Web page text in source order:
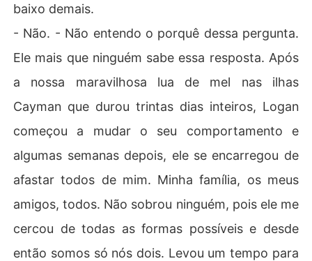
baixo demais.
- Não. - Não entendo o porquê dessa pergunta.
Ele mais que ninguém sabe essa resposta. Após
a nossa maravilhosa lua de mel nas ilhas
Cayman que durou trintas dias inteiros, Logan
começou a mudar o seu comportamento e
algumas semanas depois, ele se encarregou de
afastar todos de mim. Minha família, os meus
amigos, todos. Não sobrou ninguém, pois ele me
cercou de todas as formas possíveis e desde
então somos só nós dois. Levou um tempo para